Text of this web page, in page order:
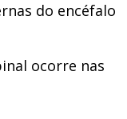
do encéfalo
ocorre nas